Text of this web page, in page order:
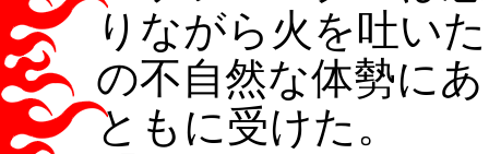
りながら火を吐い
の不自然な体勢に
ともに受けた。